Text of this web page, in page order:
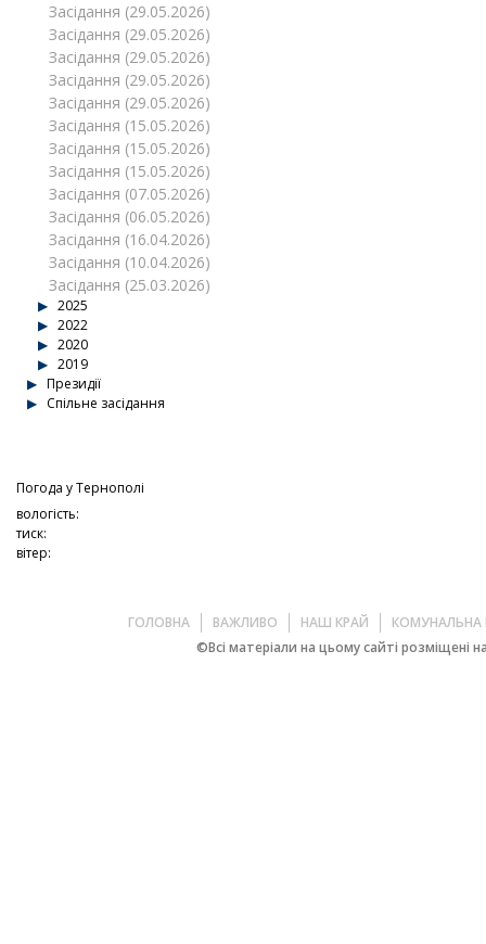
Засідання (29.05.2026)
Засідання (29.05.2026)
Засідання (29.05.2026)
Засідання (29.05.2026)
Засідання (29.05.2026)
Засідання (15.05.2026)
Засідання (15.05.2026)
Засідання (15.05.2026)
Засідання (07.05.2026)
Засідання (06.05.2026)
Засідання (16.04.2026)
Засідання (10.04.2026)
Засідання (25.03.2026)
2025
2022
2020
2019
Президії
Спільне засідання
Погода уТернополі
вологість:
тиск:
вітер:
ГОЛОВНА ВАЖЛИВО НАШ КРАЙ
КОМУНАЛЬНА
©Всі матеріали на цьому сайті розміщені